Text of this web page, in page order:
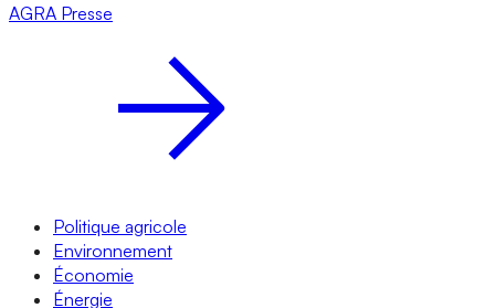
AGRA Presse
Politique agricole
Environnement
Économie
Énergie